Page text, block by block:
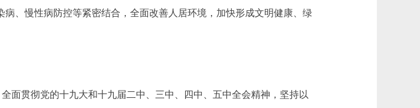
、慢性病防控等紧密结合，全面改善人居环境，加快形成文明健康、绿
贯彻党的十九大和十九届二中、三中、四中、五中全会精神，坚持以